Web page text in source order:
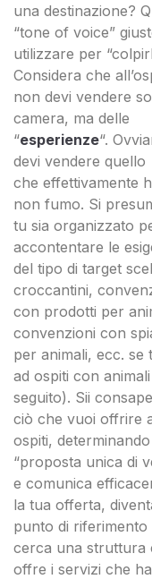
una destinazione?
“tone of voice”
utilizzare per
Considera che
non devi vendere
camera, ma delle
“esperienze“.
devi vendere quello
che effettivamente
non fumo. Si
tu sia organizzato
accontentare le
del tipo di target
croccantini,
con prodotti per
convenzioni con
per animali, ecc. se
ad ospiti con
seguito). Sii
ciò che vuoi offrire
ospiti,
“proposta unica di
e comunica
la tua offerta,
punto di riferimento
cerca una struttura
offre i servizi che